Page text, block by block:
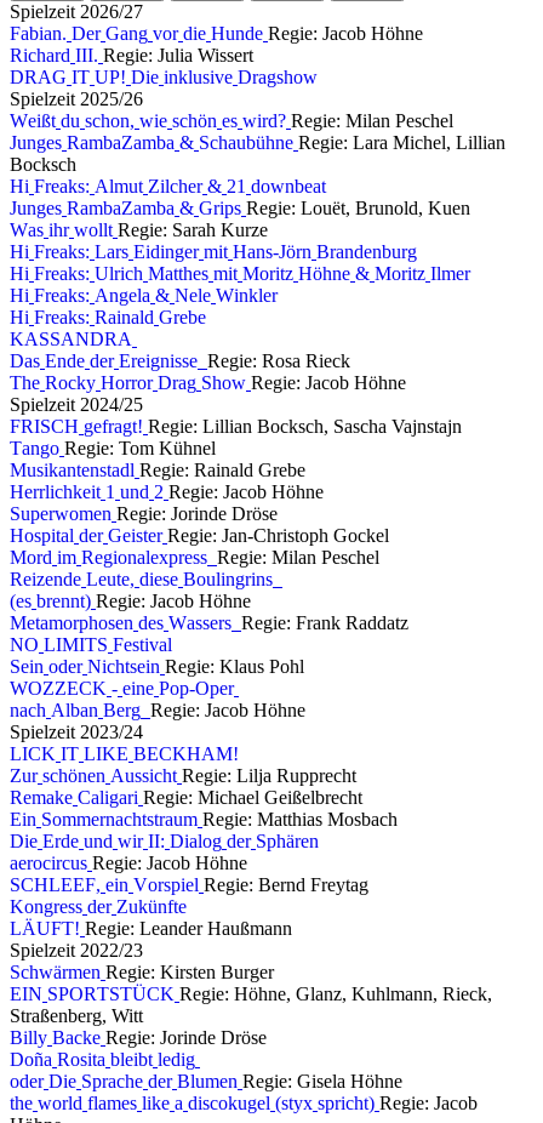
Spielzeit 2026/27
Fabian. Der Gang vor die Hunde Regie: Jacob Höhne
Richard III. Regie: Julia Wissert
DRAG IT UP! Die inklusive Dragshow
Spielzeit 2025/26
Weißt du schon, wie schön es wird? Regie: Milan Peschel
Junges RambaZamba & Schaubühne Regie: Lara Michel, Lillian
Bocksch
Hi Freaks: Almut Zilcher & 21 downbeat
Junges RambaZamba & Grips Regie: Louët, Brunold, Kuen
Was ihr wollt Regie: Sarah Kurze
Hi Freaks: Lars Eidinger mit Hans-Jörn Brandenburg
Hi Freaks: Ulrich Matthes mit Moritz Höhne & Moritz Ilmer
Hi Freaks: Angela & Nele Winkler
Hi Freaks: Rainald Grebe
KASSANDRA
Das Ende der Ereignisse Regie: Rosa Rieck
The Rocky Horror Drag Show Regie: Jacob Höhne
Spielzeit 2024/25
FRISCH gefragt! Regie: Lillian Bocksch, Sascha Vajnstajn
Tango Regie: Tom Kühnel
Musikantenstadl Regie: Rainald Grebe
Herrlichkeit 1 und 2 Regie: Jacob Höhne
Superwomen Regie: Jorinde Dröse
Hospital der Geister Regie: Jan-Christoph Gockel
Mord im Regionalexpress Regie: Milan Peschel
Reizende Leute, diese Boulingrins
(es brennt) Regie: Jacob Höhne
Metamorphosen des Wassers Regie: Frank Raddatz
NO LIMITS Festival
Sein oder Nichtsein Regie: Klaus Pohl
WOZZECK - eine Pop-Oper
nach Alban Berg Regie: Jacob Höhne
Spielzeit 2023/24
LICK IT LIKE BECKHAM!
Zur schönen Aussicht Regie: Lilja Rupprecht
Remake Caligari Regie: Michael Geißelbrecht
Ein Sommernachtstraum Regie: Matthias Mosbach
Die Erde und wir II: Dialog der Sphären
aerocircus Regie: Jacob Höhne
SCHLEEF, ein Vorspiel Regie: Bernd Freytag
Kongress der Zukünfte
LÄUFT! Regie: Leander Haußmann
Spielzeit 2022/23
Schwärmen Regie: Kirsten Burger
EIN SPORTSTÜCK Regie: Höhne, Glanz, Kuhlmann, Rieck,
Straßenberg, Witt
Billy Backe Regie: Jorinde Dröse
Doña Rosita bleibt ledig
oder Die Sprache der Blumen Regie: Gisela Höhne
the world flames like a discokugel (styx spricht) Regie: Jacob